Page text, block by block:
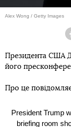
Alex Wong / Getty Images
Президента США
його
Про це
President Trump
briefing room